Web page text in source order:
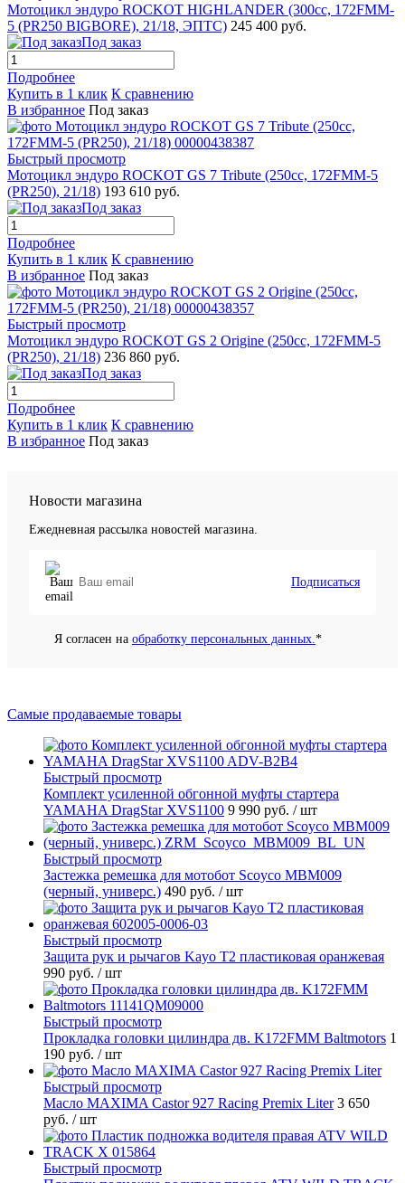
Мотоцикл эндуро ROCKOT HIGHLANDER (300cc, 172FMM-
5 (PR250 BIGBORE), 21/18, ЭПТС) 245 400 руб.
Под заказ
Подробнее
Купить в 1 клик К сравнению
В избранное Под заказ
Быстрый просмотр
Мотоцикл эндуро ROCKOT GS 7 Tribute (250cc, 172FMM-5
(PR250), 21/18) 193 610 руб.
Под заказ
Подробнее
Купить в 1 клик К сравнению
В избранное Под заказ
Быстрый просмотр
Мотоцикл эндуро ROCKOT GS 2 Origine (250cc, 172FMM-5
(PR250), 21/18) 236 860 руб.
Под заказ
Подробнее
Купить в 1 клик К сравнению
В избранное Под заказ
Новости магазина
Ежедневная рассылка новостей магазина.
Подписаться
Я согласен на обработку персональных данных.*
Самые продаваемые товары
Быстрый просмотр
Комплект усиленной обгонной муфты стартера
YAMAHA DragStar XVS1100 9 990 руб. / шт
Быстрый просмотр
Застежка ремешка для мотобот Scoyco MBM009
(черный, универс.) 490 руб. / шт
Быстрый просмотр
Защита рук и рычагов Kayo T2 пластиковая оранжевая
990 руб. / шт
Быстрый просмотр
Прокладка головки цилиндра дв. K172FMM Baltmotors 1
190 руб. / шт
Быстрый просмотр
Масло MAXIMA Castor 927 Racing Premix Liter 3 650
руб. / шт
Быстрый просмотр